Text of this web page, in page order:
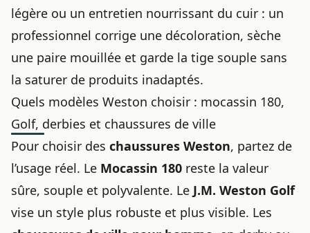
légère ou un entretien nourrissant du cuir : un
professionnel corrige une décoloration, sèche
une paire mouillée et garde la tige souple sans
la saturer de produits inadaptés.
Quels modèles Weston choisir : mocassin 180,
Golf, derbies et chaussures de ville
Pour choisir des chaussures Weston, partez de
l’usage réel. Le Mocassin 180 reste la valeur
sûre, souple et polyvalente. Le J.M. Weston Golf
vise un style plus robuste et plus visible. Les